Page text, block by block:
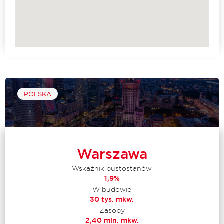
POLSKA
Warszawa
Wskaźnik pustostanów
1,9%
W budowie
30 tys. mkw.
Zasoby
2,40 mln. mkw.